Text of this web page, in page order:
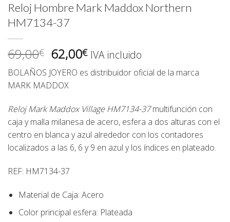
Reloj Hombre Mark Maddox Northern
HM7134-37
69,00€ El
precio
original
era:
69,00€.
62,00€El
precio
actual
62,00€.
IVA incluido
BOLAÑOS JOYERO es distribuidor oficial de la marca
MARK MADDOX
Reloj Mark Maddox Village HM7134-37multifunción con
caja y malla milanesa de acero, esfera a dos alturas con el
centro en blanca y azul alrededor con los contadores
localizados a las 6, 6 y 9 en azul y los índices en plateado.
REF: HM7134-37
Material de Caja: Acero
Color principal esfera: Plateada